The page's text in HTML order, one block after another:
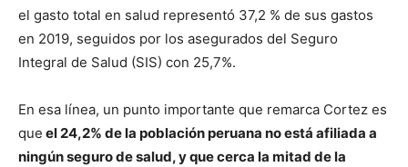
el gasto total en salud representó 37,2 % de sus gastos
en 2019, seguidos por los asegurados del Seguro
Integral de Salud (SIS) con 25,7%.
En esa línea, un punto importante que remarca Cortez es
que el 24,2% de la población peruana no está afiliada a
ningún seguro de salud, y que cerca la mitad de la